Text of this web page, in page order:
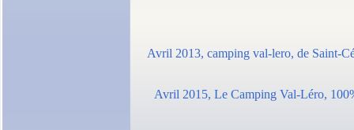
Avril 2013, camping val-lero, de Saint-
Avril 2015, Le Camping Val-Léro,